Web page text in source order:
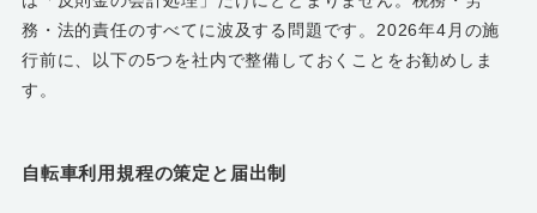
務・法的責任のすべてに波及する問題です。2026年4月の施
行前に、以下の5つを社内で整備しておくことをお勧めしま
す。
自転車利用規程の策定と届出制